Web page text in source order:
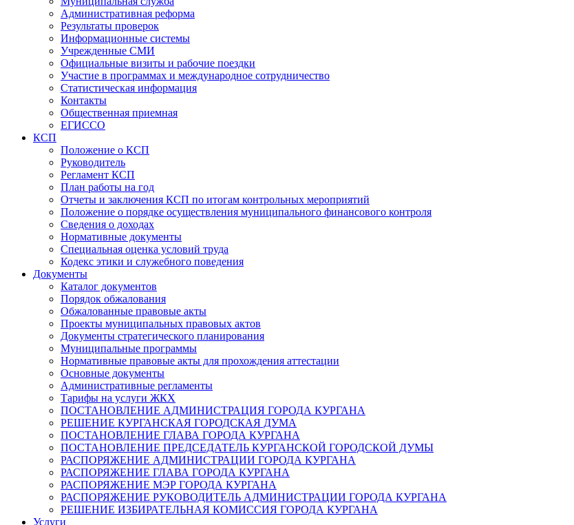
Административная реформа
Результаты проверок
Информационные системы
Учрежденные СМИ
Официальные визиты и рабочие поездки
Участие в программах и международное сотрудничество
Статистическая информация
Контакты
Общественная приемная
ЕГИССО
КСП
Положение о КСП
Руководитель
Регламент КСП
План работы на год
Отчеты и заключения КСП по итогам контрольных мероприятий
Положение о порядке осуществления муниципального финансового контроля
Сведения о доходах
Нормативные документы
Специальная оценка условий труда
Кодекс этики и служебного поведения
Документы
Каталог документов
Порядок обжалования
Обжалованные правовые акты
Проекты муниципальных правовых актов
Документы стратегического планирования
Муниципальные программы
Нормативные правовые акты для прохождения аттестации
Основные документы
Административные регламенты
Тарифы на услуги ЖКХ
ПОСТАНОВЛЕНИЕ АДМИНИСТРАЦИЯ ГОРОДА КУРГАНА
РЕШЕНИЕ КУРГАНСКАЯ ГОРОДСКАЯ ДУМА
ПОСТАНОВЛЕНИЕ ГЛАВА ГОРОДА КУРГАНА
ПОСТАНОВЛЕНИЕ ПРЕДСЕДАТЕЛЬ КУРГАНСКОЙ ГОРОДСКОЙ ДУМЫ
РАСПОРЯЖЕНИЕ АДМИНИСТРАЦИИ ГОРОДА КУРГАНА
РАСПОРЯЖЕНИЕ ГЛАВА ГОРОДА КУРГАНА
РАСПОРЯЖЕНИЕ МЭР ГОРОДА КУРГАНА
РАСПОРЯЖЕНИЕ РУКОВОДИТЕЛЬ АДМИНИСТРАЦИИ ГОРОДА КУРГАНА
РЕШЕНИЕ ИЗБИРАТЕЛЬНАЯ КОМИССИЯ ГОРОДА КУРГАНА
Услуги